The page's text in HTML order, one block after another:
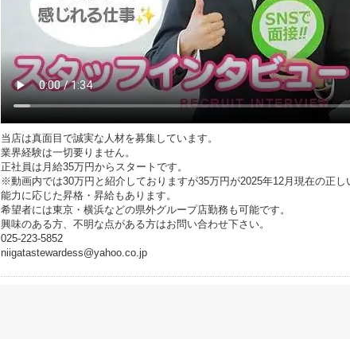
当店は真面目で誠実な人材を募集しています。
業界経験は一切要りません。
正社員は月給35万円からスタートです。
※動画内では30万円と紹介しておりますが35万円が2025年12月現在の正し
能力に応じた昇格・昇給もあります。
希望者には東京・横浜などの県外グループ店勤務も可能です。
興味のある方、不明な点がある方はお問い合わせ下さい。
025-223-5852
niigatastewardess@yahoo.co.jp